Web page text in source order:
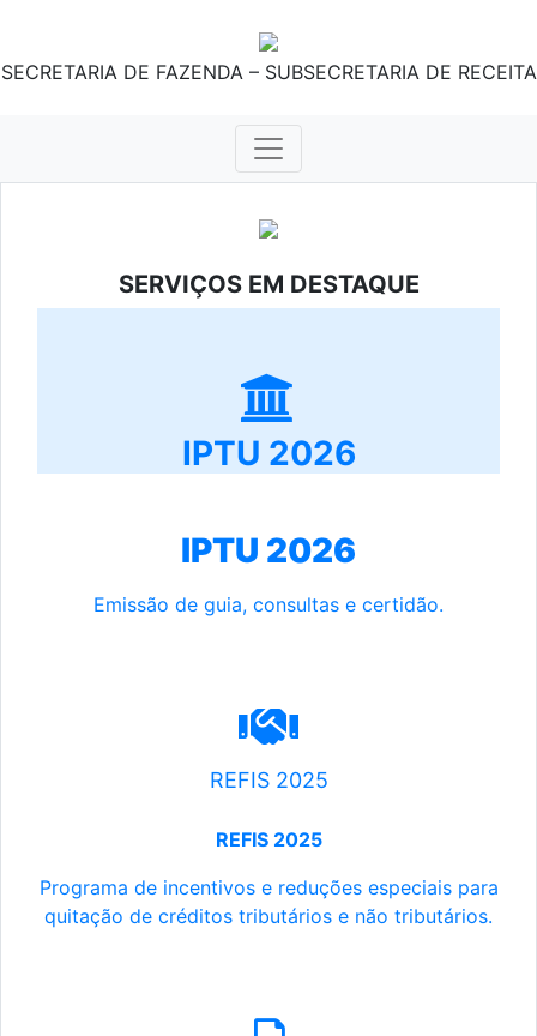
SECRETARIA DE FAZENDA – SUBSECRETARIA DE RECEITA
SERVIÇOS EM DESTAQUE
IPTU 2026
IPTU 2026
Emissão de guia, consultas e certidão.
REFIS 2025
REFIS 2025
Programa de incentivos e reduções especiais para
quitação de créditos tributários e não tributários.